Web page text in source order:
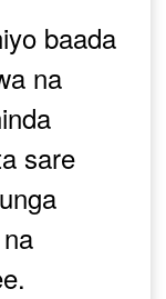
baada
na
sare